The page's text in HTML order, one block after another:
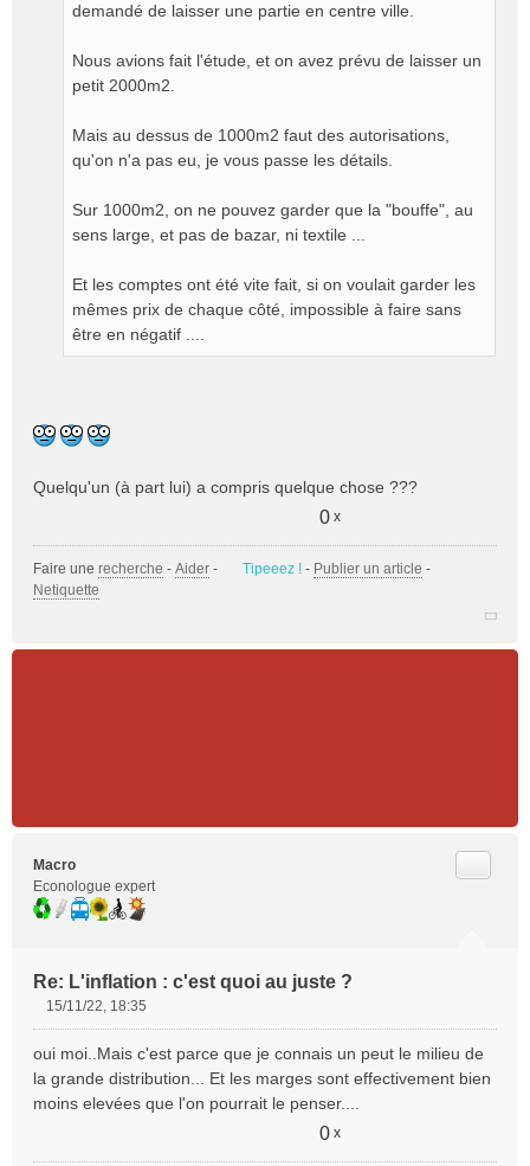
demandé de laisser une partie en centre ville.
Nous avions fait l'étude, et on avez prévu de laisser un
petit 2000m2.
Mais au dessus de 1000m2 faut des autorisations,
qu'on n'a pas eu, je vous passe les détails.
Sur 1000m2, on ne pouvez garder que la "bouffe", au
sens large, et pas de bazar, ni textile ...
Et les comptes ont été vite fait, si on voulait garder les
mêmes prix de chaque côté, impossible à faire sans
être en négatif ....
Quelqu'un (à part lui) a compris quelque chose ???
0 x
Faire une recherche - Aider - Tipeeez ! - Publier un article -
Netiquette
Macro
Econologue expert
Re: L'inflation : c'est quoi au juste ?
s
s
a
15/11/22, 18:35
oui moi..Mais c'est parce que je connais un peut le milieu de
la grande distribution... Et les marges sont effectivement bien
moins elevées que l'on pourrait le penser....
0 x